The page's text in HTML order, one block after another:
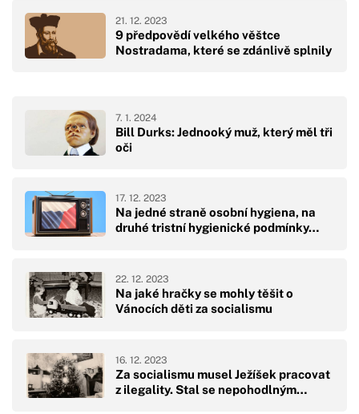
9 předpovědí velkého věštce
Nostradama, které se zdánlivě splnily
21. 12. 2023
Bill Durks: Jednooký muž, který měl tři
oči
7. 1. 2024
Na jedné straně osobní hygiena, na
druhé tristní hygienické podmínky…
17. 12. 2023
Na jaké hračky se mohly těšit o
Vánocích děti za socialismu
22. 12. 2023
Za socialismu musel Ježíšek pracovat
z ilegality. Stal se nepohodlným…
16. 12. 2023